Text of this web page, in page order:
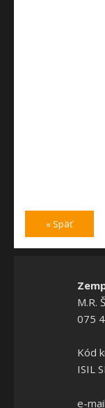
« Späť
M.R.
075
Kód
ISIL
e-